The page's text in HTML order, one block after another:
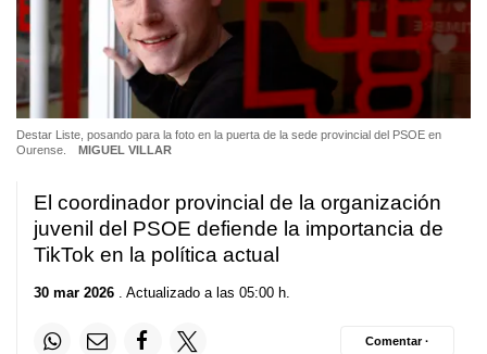
Destar Liste, posando para la foto en la puerta de la sede provincial del PSOE en
Ourense.
MIGUEL VILLAR
El coordinador provincial de la organización
juvenil del PSOE defiende la importancia de
TikTok en la política actual
30 mar 2026 . Actualizado a las 05:00 h.
Comentar ·